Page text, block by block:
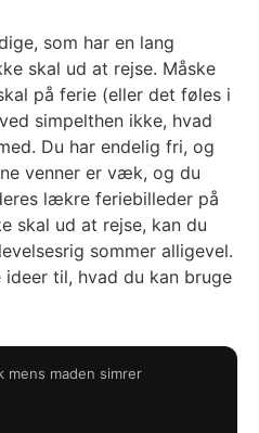
som har en lang
skal ud at rejse. Måske
på ferie (eller det føles i
simpelthen ikke, hvad
Du har endelig fri, og
venner er væk, og du
lækre feriebilleder på
skal ud at rejse, kan du
sommer alligevel.
til, hvad du kan bruge
mens maden simrer